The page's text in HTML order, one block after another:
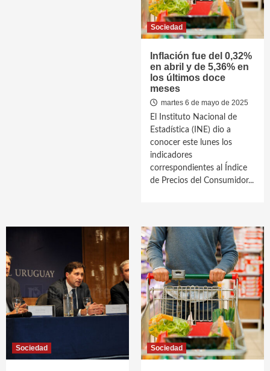
Sociedad
Inflación fue del 0,32%
en abril y de 5,36% en
los últimos doce
meses
martes 6 de mayo de 2025
El Instituto Nacional de
Estadística (INE) dio a
conocer este lunes los
indicadores
correspondientes al Índice
de Precios del Consumidor...
Sociedad Sociedad